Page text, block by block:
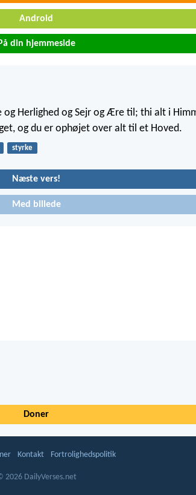
Android
din hjemmeside
Herlighed og Sejr og Ære til; thi alt i
og du er ophøjet over alt til et Hoved.
styrke
Næste vers!
Med billede
Doner
Kontakt Fortrolighedspolitik
2026 DailyVerses.net